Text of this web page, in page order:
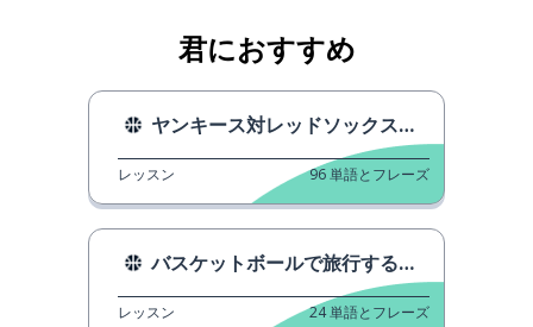
君におすすめ
ヤンキース対レッドソックス、ロンドンで
レッスン 96単語とフレーズ
バスケットボールで旅行することは、...
レッスン 24単語とフレーズ